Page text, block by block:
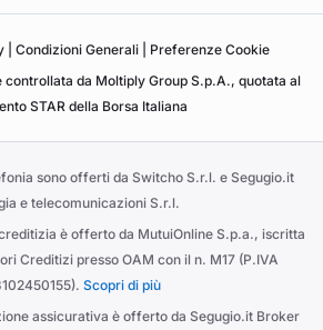
Condizioni Generali
Preferenze Cookie
da Moltiply Group S.p.A., quotata al
STAR della Borsa Italiana
sono offerti da Switcho S.r.l. e Segugio.it
e telecomunicazioni S.r.l.
è offerto da MutuiOnline S.p.a., iscritta
Creditizi presso OAM con il n. M17 (P.IVA
Scopri di più
assicurativa è offerto da Segugio.it Broker